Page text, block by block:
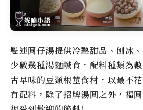
雙連圓仔湯提供冷熱甜品、刨冰
少數幾種湯麵鹹食，配料種類為
古早味的豆類根莖食材，以最不
有配料，除了招牌湯圓之外，福